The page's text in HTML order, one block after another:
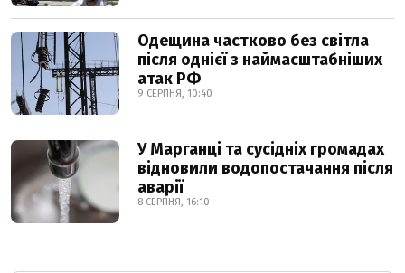
Одещина частково без світла
після однієї з наймасштабніших
атак РФ
9 СЕРПНЯ, 10:40
У Марганці та сусідніх громадах
відновили водопостачання після
аварії
8 СЕРПНЯ, 16:10